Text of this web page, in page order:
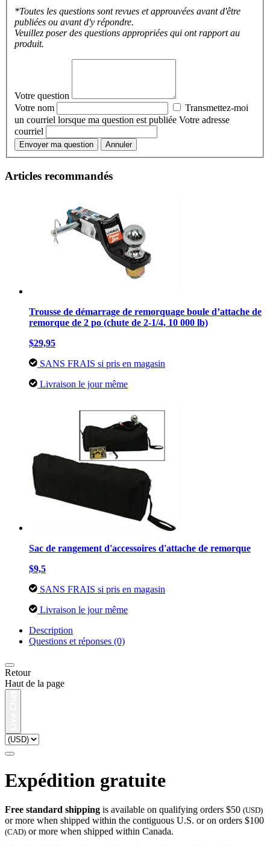
*Toutes les questions sont revues et approuvées avant d'être
publiées ou avant d'y répondre.
Veuillez poser des questions appropriées qui ont rapport au
produit.
Votre question
Votre nom
Transmettez-moi
un courriel lorsque ma question est publiée Votre adresse
courriel
Envoyer ma question Annuler
Articles recommandés
Trousse de démarrage de remorquage boule d’attache de
remorque de 2 po (chute de 2-1/4, 10 000 lb)
$29,95
SANS FRAIS si pris en magasin
Livraison le jour même
Sac de rangement d'accessoires d'attache de remorque
$9,5
SANS FRAIS si pris en magasin
Livraison le jour même
Description
Questions et réponses (0)
Retour
Haut de la page
Expédition gratuite
Free standard shipping is available on qualifying orders $50 (USD)
or more when shipped within the contiguous U.S. or on orders $100
(CAD) or more when shipped within Canada.